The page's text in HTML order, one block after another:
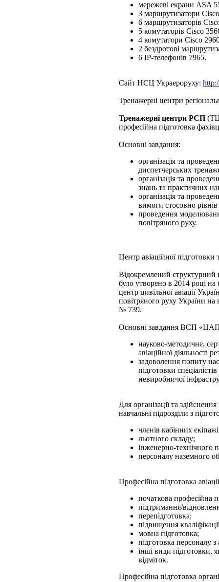
мережеві екрани ASA
3 маршрутизатори
6 маршрутизаторів
5 комутаторів Cisco
4 комутатори Cisco
2 бездротові
6 ІР-телефонів 7965.
Сайт НСЦ Украероруху:
Тренажерні центри
Тренажерні центри РСП (ТЦ
професійна підготовка
Основні завдання:
організація та
диспетчерських
організація та
знань та практичних
організація та
вимоги стосовно
проведення
повітряного руху.
Центр авіаційної підготовки
Відокремлений структурний
було утворено в 2014 році
центр цивільної авіації
повітряного руху України на
№ 739.
Основні завдання ВСП
науково-методичне,
авіаційної діяльності
задоволення попиту
підготовки
невиробничої
Для організації та
навчальні підрозділи з
членів кабінних
льотного складу;
інженерно-технічного
персоналу наземного
Професійна підготовка
початкова професійна
підтримання/
перепідготовка;
підвищення
мовна підготовка;
підготовка персоналу з
інші види підготовки,
відміток.
Професійна підготовка